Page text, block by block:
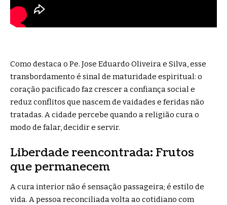
Como destaca o Pe. Jose Eduardo Oliveira e Silva, esse
transbordamento é sinal de maturidade espiritual: o
coração pacificado faz crescer a confiança social e
reduz conflitos que nascem de vaidades e feridas não
tratadas. A cidade percebe quando a religião cura o
modo de falar, decidir e servir.
Liberdade reencontrada: Frutos
que permanecem
A cura interior não é sensação passageira; é estilo de
vida. A pessoa reconciliada volta ao cotidiano com